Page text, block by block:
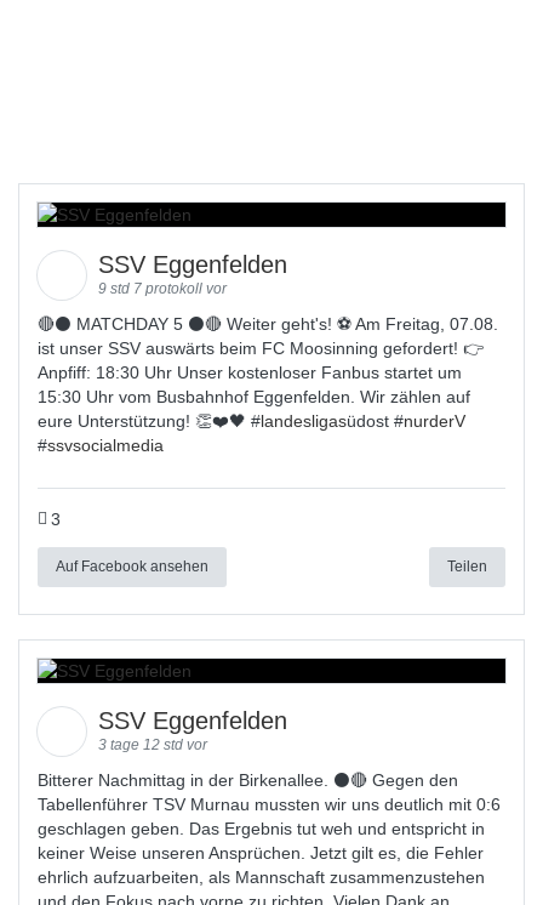
SSV Eggenfelden
9 std 7 protokoll vor
🔴⚫️ MATCHDAY 5 ⚫️🔴 Weiter geht's! ⚽ Am Freitag, 07.08.
ist unser SSV auswärts beim FC Moosinning gefordert! 👉
Anpfiff: 18:30 Uhr Unser kostenloser Fanbus startet um
15:30 Uhr vom Busbahnhof Eggenfelden. Wir zählen auf
eure Unterstützung! 👏❤️🖤 #landesligasüdost #nurderV
#ssvsocialmedia
3
Auf Facebook ansehen Teilen
SSV Eggenfelden
3 tage 12 std vor
Bitterer Nachmittag in der Birkenallee. ⚫🔴 Gegen den
Tabellenführer TSV Murnau mussten wir uns deutlich mit 0:6
geschlagen geben. Das Ergebnis tut weh und entspricht in
keiner Weise unseren Ansprüchen. Jetzt gilt es, die Fehler
ehrlich aufzuarbeiten, als Mannschaft zusammenzustehen